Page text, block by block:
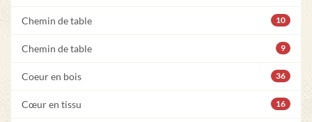
Chemin de table 10
Chemin de table 9
Coeur en bois 36
Cœur en tissu 16